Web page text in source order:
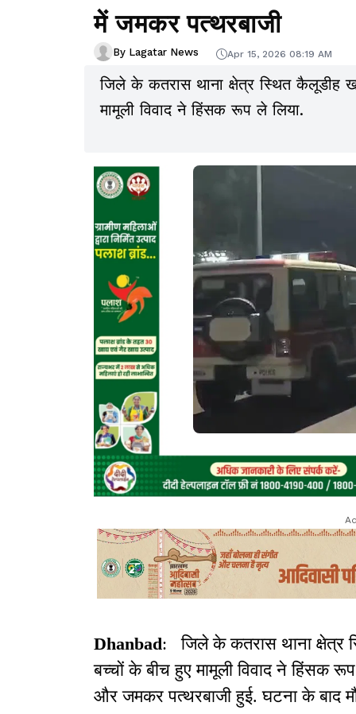
में जमकर पत्थरबाजी
By Lagatar News Apr 15, 2026 08:19 AM
जिले के कतरास थाना क्षेत्र स्थित कैलूडीह
मामूली विवाद ने हिंसक रूप ले लिया.
Dhanbad: जिले के कतरास थाना क्षेत्र
बच्चों के बीच हुए मामूली विवाद ने हिंसक
और जमकर पत्थरबाजी हुई. घटना के बाद